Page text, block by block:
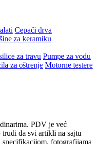
Cepači drva
za keramiku
za travu Pumpe za vodu
za oštrenje Motorne testere
PDV je već
da svi artikli na sajtu
fotografijama